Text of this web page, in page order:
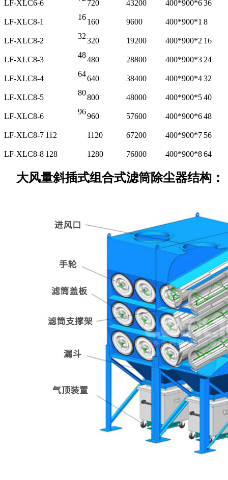
LF-XLC6-6 720 43200 400*900*636
LF-XLC8-1
16
160 9600 400*900*1 8
LF-XLC8-2
32
320 19200 400*900*2 16
LF-XLC8-3
48
480 28800 400*900*3 24
LF-XLC8-4
64
640 38400 400*900*432
LF-XLC8-5
80
800 48000 400*900*540
LF-XLC8-6
96
960 57600 400*900*648
LF-XLC8-7 112 1120 67200 400*900*7 56
LF-XLC8-8 128 1280 76800 400*900*864
大风量斜插式组合式滤筒除尘器结构：